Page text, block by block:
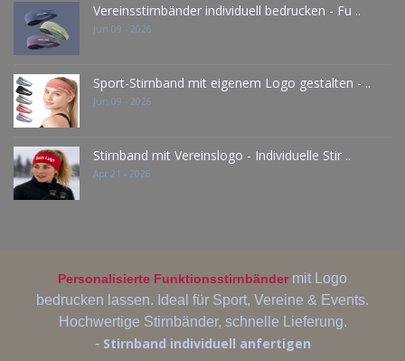
Vereinsstirnbänder individuell bedrucken - Fu ..
Jun 09 - 2026
Sport-Stirnband mit eigenem Logo gestalten - ..
Jun 09 - 2026
Stirnband mit Vereinslogo - Individuelle Stir ..
Apr 21 - 2026
Personalisierte Funktionsstirnbänder mit Logo
bedrucken lassen. Ideal für Sport, Vereine & Events.
Hochwertige Stirnbänder, schnelle Lieferung.
- Stirnband individuell anfertigen